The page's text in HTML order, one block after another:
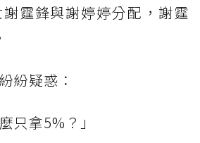
霆鋒與謝婷婷分配，謝霆
紛疑惑：
只拿5%？」